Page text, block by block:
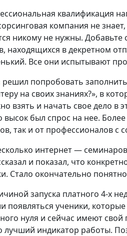
квалификация
компания не
никому не нужны.
находящихся в декретном
Все они испытывают
попробовать
на своих знаниях?», в
взять и начать свое дело в
высок был спрос на нее.
так и от профессионалов
интернет —
и показал, что
Стало окончательно
запуска платного 4-х
появляться ученики,
нуля и сейчас имеют
лучший индикатор работы.